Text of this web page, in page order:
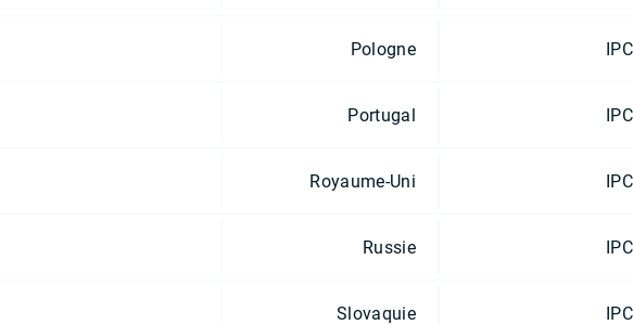
Pologne IPC
Portugal IPC
Royaume-Uni IPC
Russie IPC
Slovaquie IPC